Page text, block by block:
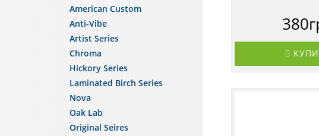
American Custom
Anti-Vibe
Artist Series
Chroma
Hickory Series
Laminated Birch Series
Nova
Oak Lab
Original Seires